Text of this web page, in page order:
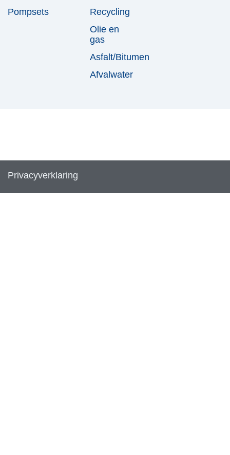
Pompsets
Recycling
Olie en
gas
Asfalt/Bitumen
Afvalwater
Privacyverklaring